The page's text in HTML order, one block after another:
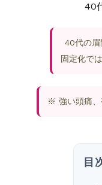
40
40代の眉
固定化で
※ 強い頭痛、